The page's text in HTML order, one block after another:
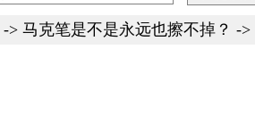
-> 马克笔是不是永远也擦不掉？ ->